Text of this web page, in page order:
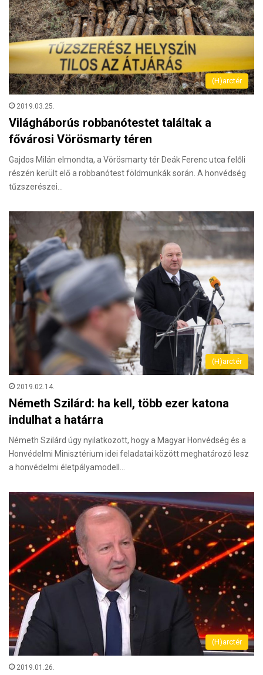
(H)arctér
2019.03.25.
Világháborús robbanótestet találtak a
fővárosi Vörösmarty téren
Gajdos Milán elmondta, a Vörösmarty tér Deák Ferenc utca felőli
részén került elő a robbanótest földmunkák során. A honvédség
tűzszerészei…
(H)arctér
2019.02.14.
Németh Szilárd: ha kell, több ezer katona
indulhat a határra
Németh Szilárd úgy nyilatkozott, hogy a Magyar Honvédség és a
Honvédelmi Minisztérium idei feladatai között meghatározó lesz
a honvédelmi életpályamodell…
(H)arctér
2019.01.26.